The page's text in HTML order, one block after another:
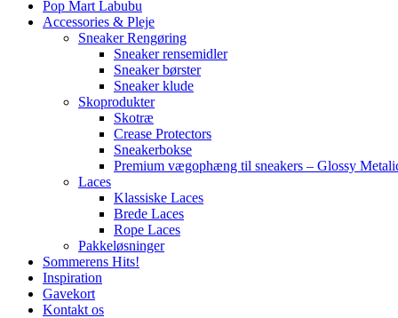
Pop Mart Labubu
Accessories & Pleje
Sneaker Rengøring
Sneaker rensemidler
Sneaker børster
Sneaker klude
Skoprodukter
Skotræ
Crease Protectors
Sneakerbokse
Premium vægophæng til sneakers – Glossy
Laces
Klassiske Laces
Brede Laces
Rope Laces
Pakkeløsninger
Sommerens Hits!
Inspiration
Gavekort
Kontakt os